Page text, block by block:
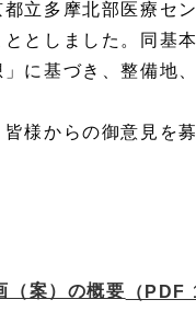
立多摩北部医療セ
としました。同基
に基づき、整備地
様からの御意見を募
（案）の概要 （PDF